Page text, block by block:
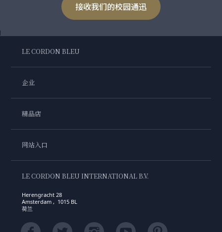
接收我们的校园通迅
LE CORDON BLEU
企业
精品店
网站入口
LE CORDON BLEU INTERNATIONAL B.V.
Herengracht 28
Amsterdam , 1015 BL
荷兰